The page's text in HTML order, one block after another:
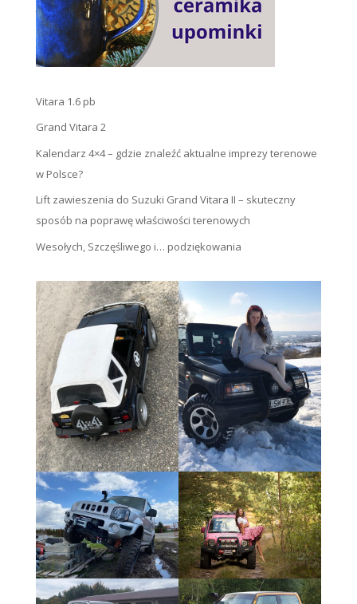
Vitara 1.6 pb
Grand Vitara 2
Kalendarz 4×4 – gdzie znaleźć aktualne imprezy terenowe
w Polsce?
Lift zawieszenia do Suzuki Grand Vitara II – skuteczny
sposób na poprawę właściwości terenowych
Wesołych, Szczęśliwego i… podziękowania